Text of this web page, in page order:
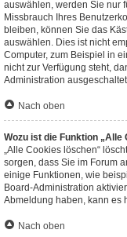
auswählen, werden Sie nur
Missbrauch Ihres
bleiben, können Sie das
auswählen. Dies ist nicht
Computer, zum Beispiel in
nicht zur Verfügung steht,
Administration
Nach oben
Wozu ist die Funktion „Alle
„Alle Cookies löschen“
sorgen, dass Sie im Forum
einige Funktionen, wie
Board-Administration
Abmeldung haben, kann es
Nach oben